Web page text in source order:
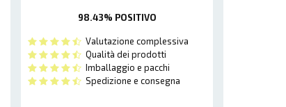
98.43% POSITIVO
Valutazione complessiva
Qualità dei prodotti
Imballaggio e pacchi
Spedizione e consegna